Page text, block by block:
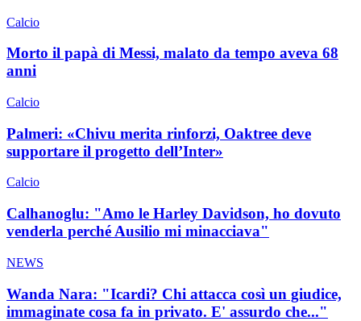
Calcio
Morto il papà di Messi, malato da tempo aveva 68
anni
Calcio
Palmeri: «Chivu merita rinforzi, Oaktree deve
supportare il progetto dell’Inter»
Calcio
Calhanoglu: "Amo le Harley Davidson, ho dovuto
venderla perché Ausilio mi minacciava"
NEWS
Wanda Nara: "Icardi? Chi attacca così un giudice,
immaginate cosa fa in privato. E' assurdo che..."